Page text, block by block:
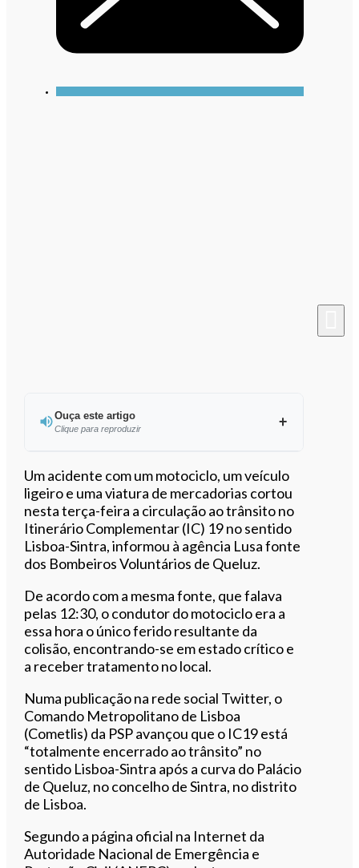
Ouça este artigo
Clique para reproduzir
Ouvir este artigo
Um acidente com um motociclo, um veículo
ligeiro e uma viatura de mercadorias cortou
nesta terça-feira a circulação ao trânsito no
Itinerário Complementar (IC) 19 no sentido
Lisboa-Sintra, informou à agência Lusa fonte
dos Bombeiros Voluntários de Queluz.
De acordo com a mesma fonte, que falava
pelas 12:30, o condutor do motociclo era a
essa hora o único ferido resultante da
colisão, encontrando-se em estado crítico e
a receber tratamento no local.
Numa publicação na rede social Twitter, o
Comando Metropolitano de Lisboa
(Cometlis) da PSP avançou que o IC19 está
“totalmente encerrado ao trânsito” no
sentido Lisboa-Sintra após a curva do Palácio
de Queluz, no concelho de Sintra, no distrito
de Lisboa.
Segundo a página oficial na Internet da
Autoridade Nacional de Emergência e